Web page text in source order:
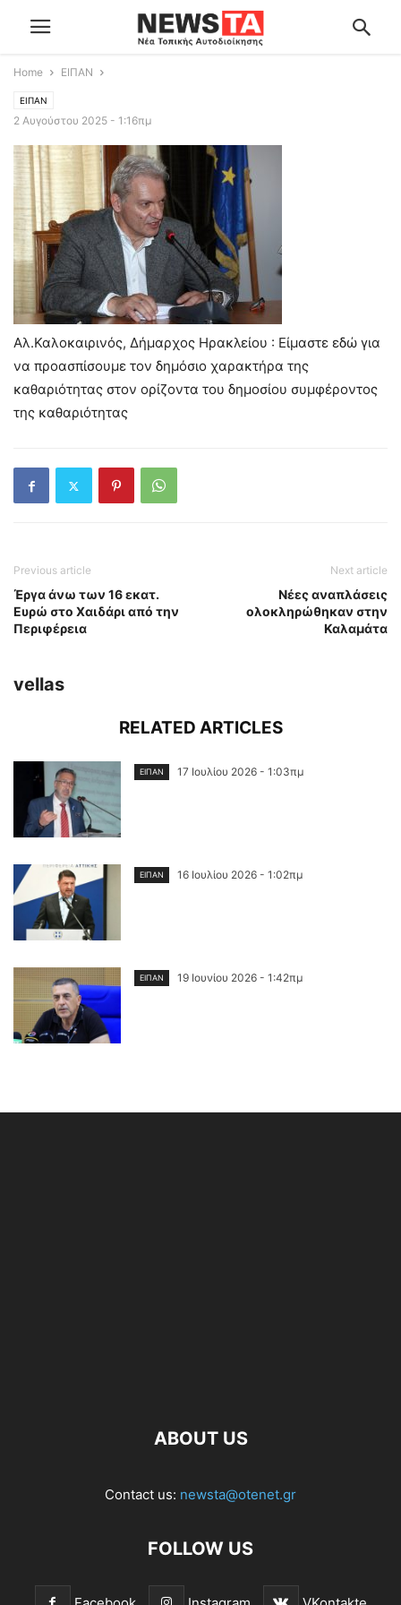
Home ΕΙΠΑΝ
ΕΙΠΑΝ
2 Αυγούστου 2025 - 1:16πμ
Αλ.Καλοκαιρινός, Δήμαρχος Ηρακλείου : Είμαστε εδώ για
να προασπίσουμε τον δημόσιο χαρακτήρα της
καθαριότητας στον ορίζοντα του δημοσίου συμφέροντος
της καθαριότητας
Previous article
Έργα άνω των 16 εκατ.
Ευρώ στο Χαιδάρι από την
Περιφέρεια
Next article
Νέες αναπλάσεις
ολοκληρώθηκαν στην
Καλαμάτα
vellas
RELATED ARTICLES
ΕΙΠΑΝ 17 Ιουλίου 2026 - 1:03πμ
ΕΙΠΑΝ 16 Ιουλίου 2026 - 1:02πμ
ΕΙΠΑΝ 19 Ιουνίου 2026 - 1:42πμ
ABOUT US
Contact us: newsta@otenet.gr
FOLLOW US